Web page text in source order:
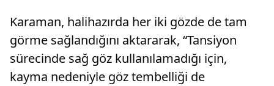
Karaman, halihazırda her iki gözde de tam
görme sağlandığını aktararak, “Tansiyon
sürecinde sağ göz kullanılamadığı için,
kayma nedeniyle göz tembelliği de